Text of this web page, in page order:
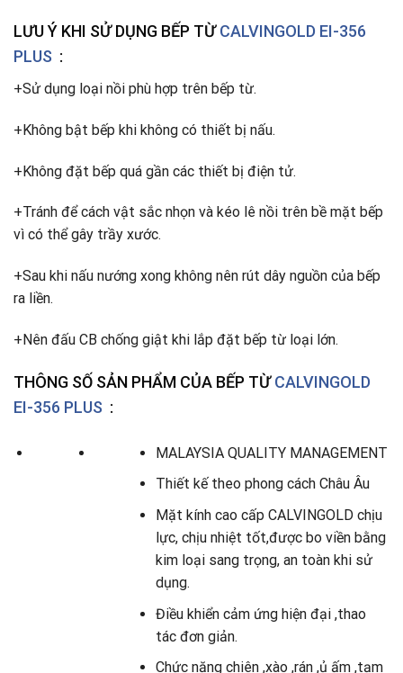
LƯU Ý KHI SỬ DỤNG BẾP TỪCALVINGOLD EI-356
PLUS :
+Sử dụng loại nồi phù hợp trên bếp từ.
+Không bật bếp khi không có thiết bị nấu.
+Không đặt bếp quá gần các thiết bị điện tử.
+Tránh để cách vật sắc nhọn và kéo lê nồi trên bề mặt bếp
vì có thể gây trầy xước.
+Sau khi nấu nướng xong không nên rút dây nguồn của bếp
ra liền.
+Nên đấu CB chống giật khi lắp đặt bếp từ loại lớn.
THÔNG SỐ SẢN PHẨM CỦA BẾP TỪCALVINGOLD
EI-356 PLUS :
MALAYSIA QUALITY MANAGEMENT
Thiết kế theo phong cách Châu Âu
Mặt kính cao cấp CALVINGOLD chịu
lực, chịu nhiệt tốt,được bo viền bằng
kim loại sang trọng, an toàn khi sử
dụng.
Điều khiển cảm ứng hiện đại ,thao
tác đơn giản.
Chức năng chiên ,xào ,rán ,ủ ấm ,tạm